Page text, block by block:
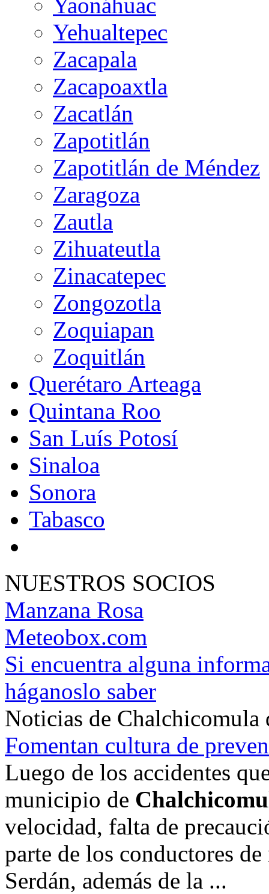
Yehualtepec
Zacapala
Zacapoaxtla
Zacatlán
Zapotitlán
Zapotitlán de Méndez
Zaragoza
Zautla
Zihuateutla
Zinacatepec
Zongozotla
Zoquiapan
Zoquitlán
Querétaro Arteaga
Quintana Roo
San Luís Potosí
Sinaloa
Sonora
Tabasco
NUESTROS SOCIOS
Manzana Rosa
Meteobox.com
Si encuentra alguna
háganoslo saber
Noticias de Chalchicomula
Fomentan cultura de
Luego de los accidentes
municipio de
velocidad, falta de
parte de los conductores
Serdán, además de la ...